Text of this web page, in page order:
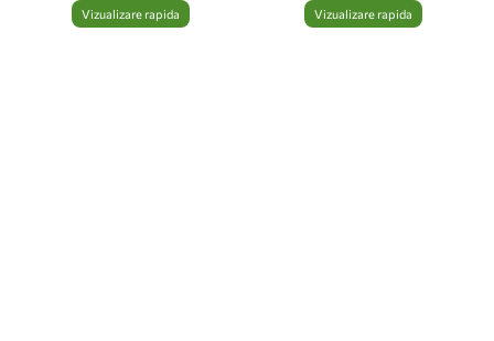
Vizualizare rapida Vizualizare rapida